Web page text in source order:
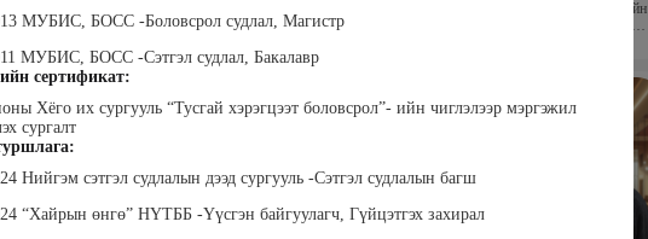
МУБИС, БОСС -Боловсрол судлал, Магистр
МУБИС, БОСС -Сэтгэл судлал, Бакалавр
сертификат:
Хёго их сургууль “Тусгай хэрэгцээт боловсрол”- ийн чиглэлээр мэргэжил
сургалт
Нийгэм сэтгэл судлалын дээд сургууль -Сэтгэл судлалын багш
“Хайрын өнгө” НҮТББ -Үүсгэн байгуулагч, Гүйцэтгэх захирал
Программист, График
нөөцийн тэргүүлэх
Хүнс, Хөдөө Аж Ахуйн